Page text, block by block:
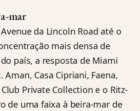
mar
da Lincoln Road até o
mais densa de
país, a resposta de Miami
Aman, Casa Cipriani, Faena,
Private Collection e o Ritz-
de uma faixa à beira-mar de